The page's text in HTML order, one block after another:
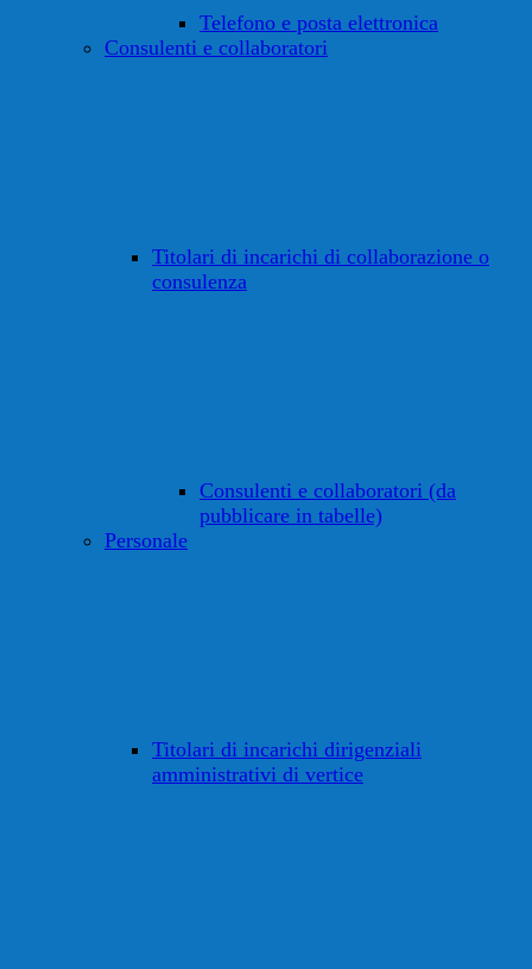
Telefono e posta elettronica
Consulenti e collaboratori
Titolari di incarichi di collaborazione o
consulenza
Consulenti e collaboratori (da
pubblicare in tabelle)
Personale
Titolari di incarichi dirigenziali
amministrativi di vertice